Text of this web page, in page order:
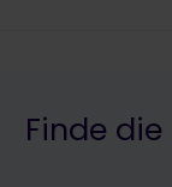
Finde die